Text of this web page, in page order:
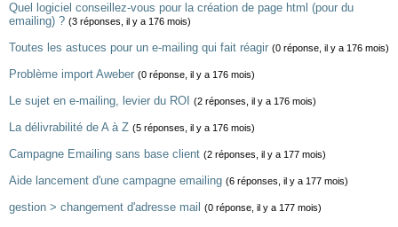
Quel logiciel conseillez-vous pour la création de page html (pour du
emailing) ? (3 réponses, il y a 176 mois)
Toutes les astuces pour un e-mailing qui fait réagir (0 réponse, il y a 176 mois)
Problème import Aweber (0 réponse, il y a 176 mois)
Le sujet en e-mailing, levier du ROI (2 réponses, il y a 176 mois)
La délivrabilité de A à Z (5 réponses, il y a 176 mois)
Campagne Emailing sans base client (2 réponses, il y a 177 mois)
Aide lancement d'une campagne emailing (6 réponses, il y a 177 mois)
gestion > changement d'adresse mail (0 réponse, il y a 177 mois)